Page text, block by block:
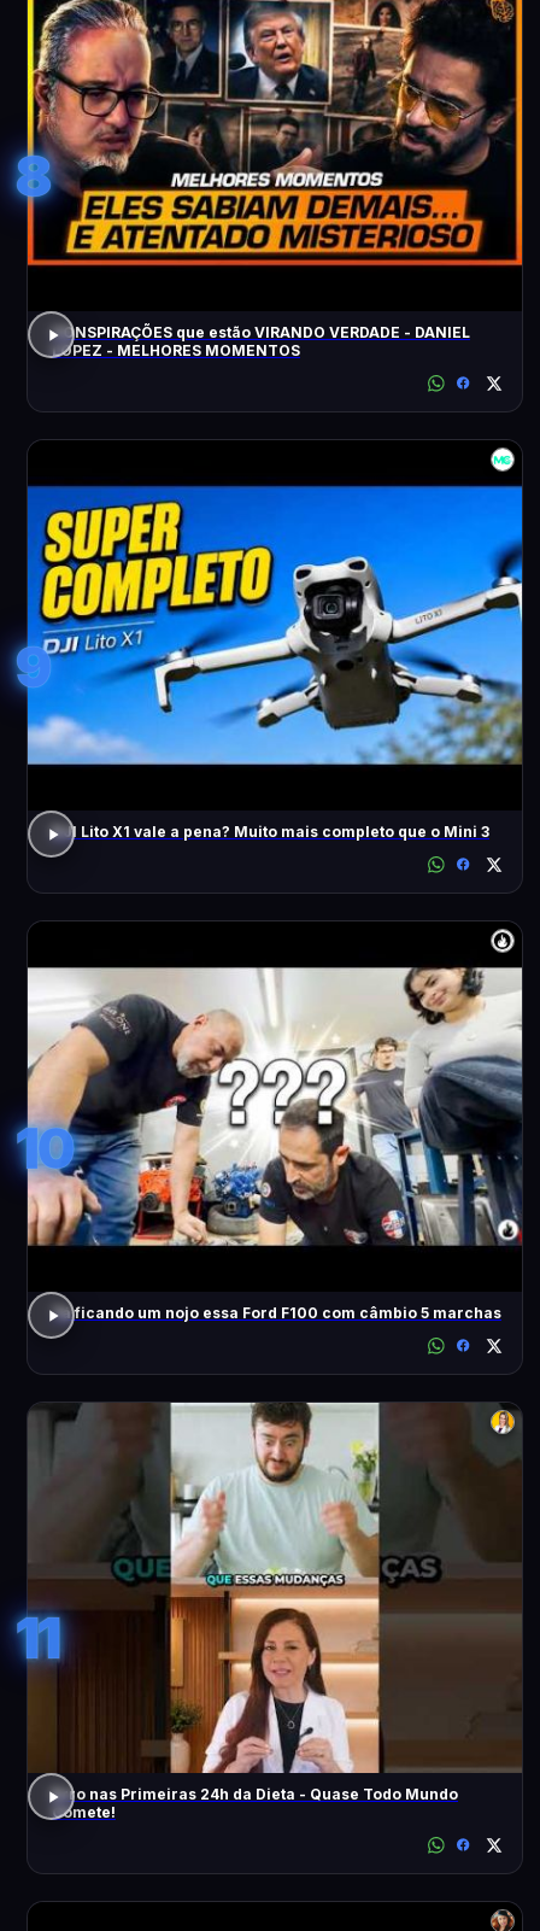
8
CONSPIRAÇÕES que estão VIRANDO VERDADE - DANIEL
LOPEZ - MELHORES MOMENTOS
9
DJI Lito X1 vale a pena? Muito mais completo que o Mini 3
10
Tá ficando um nojo essa Ford F100 com câmbio 5 marchas
11
Erro nas Primeiras 24h da Dieta - Quase Todo Mundo
Comete!